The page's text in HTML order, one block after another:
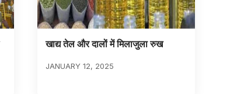
खाद्य तेल और दालों में मिलाजुला रुख
JANUARY 12, 2025